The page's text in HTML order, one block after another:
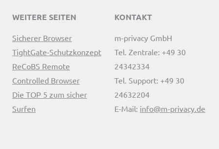
WEITERE SEITEN
Sicherer Browser
TightGate-Schutzkonzept
ReCoBS Remote
Controlled Browser
Die TOP 5 zum sicher
Surfen
KONTAKT
m-privacy GmbH
Tel. Zentrale: +49 30
24342334
Tel. Support: +49 30
24632204
E-Mail: info@m-privacy.de